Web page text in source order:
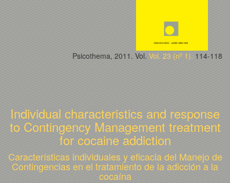
Psicothema, 2011. Vol. Vol. 23 (nº 1). 114-118
Individual characteristics and response
to Contingency Management treatment
for cocaine addiction
Características individuales y eficacia del Manejo de
Contingencias en el tratamiento de la adicción a la
cocaína